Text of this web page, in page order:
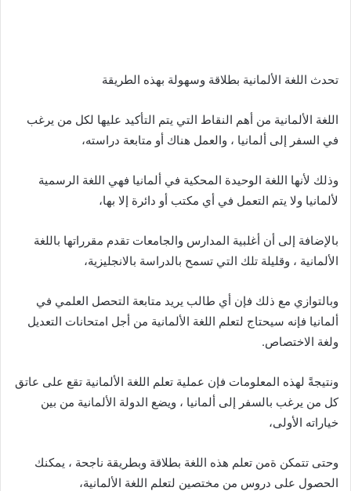
تحدث اللغة الألمانية بطلاقة وسهولة بهذه الطريقة
اللغة الألمانية من أهم النقاط التي يتم التأكيد عليها لكل من يرغب
في السفر إلى ألمانيا ، والعمل هناك أو متابعة دراسته،
وذلك لأنها اللغة الوحيدة المحكية في ألمانيا فهي اللغة الرسمية
لألمانيا ولا يتم التعمل في أي مكتب أو دائرة إلا بها،
بالإضافة إلى أن أغلبية المدارس والجامعات تقدم مقرراتها باللغة
الألمانية ، وقليلة تلك التي تسمح بالدراسة بالانجليزية،
وبالتوازي مع ذلك فإن أي طالب يريد متابعة التحصل العلمي في
ألمانيا فإنه سيحتاج لتعلم اللغة الألمانية من أجل امتحانات التعديل
ولغة الاختصاص.
ونتيجةً لهذه المعلومات فإن عملية تعلم اللغة الألمانية تقع على عاتق
كل من يرغب بالسفر إلى ألمانيا ، ويضع الدولة الألمانية من بين
خياراته الأولى،
وحتى تتمكن ةمن تعلم هذه اللغة بطلاقة وبطريقة ناجحة ، يمكنك
الحصول على دروس من مختصين لتعلم اللغة الألمانية،